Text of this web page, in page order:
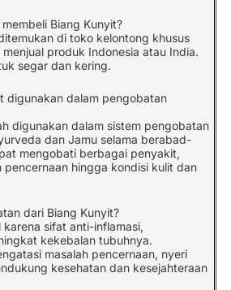
Biang Kunyit?
di toko kelontong khusus
produk Indonesia atau India.
segar dan kering.
digunakan dalam pengobatan
digunakan dalam sistem pengobatan
dan Jamu selama berabad-
mengobati berbagai penyakit,
pencernaan hingga kondisi kulit dan
dari Biang Kunyit?
sifat anti-inflamasi,
kekebalan tubuhnya.
masalah pencernaan, nyeri
kesehatan dan kesejahteraan